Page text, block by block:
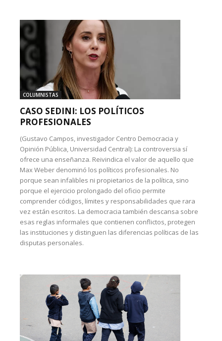
COLUMNISTAS
CASO SEDINI: LOS POLÍTICOS
PROFESIONALES
(Gustavo Campos, investigador Centro Democracia y
Opinión Pública, Universidad Central): La controversia sí
ofrece una enseñanza. Reivindica el valor de aquello que
Max Weber denominó los políticos profesionales. No
porque sean infalibles ni propietarios de la política, sino
porque el ejercicio prolongado del oficio permite
comprender códigos, límites y responsabilidades que rara
vez están escritos. La democracia también descansa sobre
esas reglas informales que contienen conflictos, protegen
las instituciones y distinguen las diferencias políticas de las
disputas personales.